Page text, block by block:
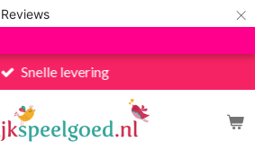
Reviews ×
Snelle levering